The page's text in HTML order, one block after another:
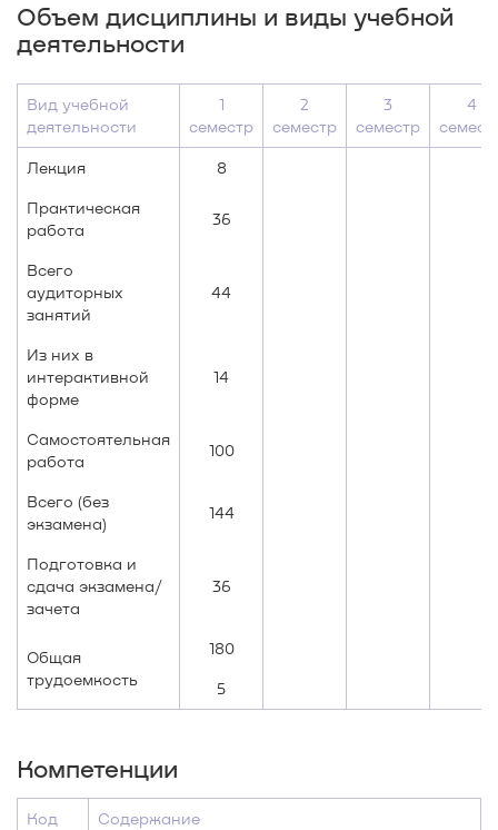
Объем дисциплины и виды учебной
деятельности
Вид учебной
деятельности
1
семестр
2
семестр
3
семестр
4
Лекция 8
Практическая
работа
36
Всего
аудиторных
занятий
44
Из них в
интерактивной
форме
14
Самостоятельная
работа
100
Всего (без
экзамена)
144
Подготовка и
сдача экзамена/
зачета
36
Общая
трудоемкость
180
5
Компетенции
Код Содержание